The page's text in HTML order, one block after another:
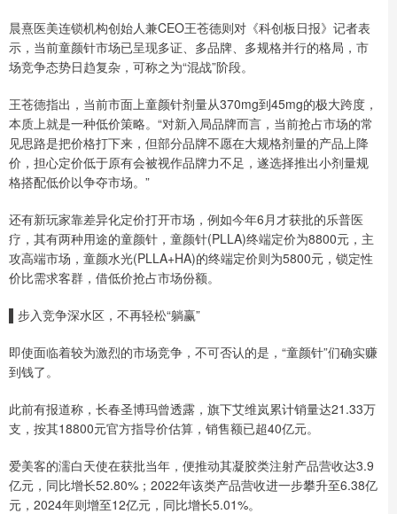
晨熹医美连锁机构创始人兼CEO王苍德则对《科创板日报》记者表
示，当前童颜针市场已呈现多证、多品牌、多规格并行的格局，市
场竞争态势日趋复杂，可称之为“混战”阶段。
王苍德指出，当前市面上童颜针剂量从370mg到45mg的极大跨度，
本质上就是一种低价策略。“对新入局品牌而言，当前抢占市场的常
见思路是把价格打下来，但部分品牌不愿在大规格剂量的产品上降
价，担心定价低于原有会被视作品牌力不足，遂选择推出小剂量规
格搭配低价以争夺市场。”
还有新玩家靠差异化定价打开市场，例如今年6月才获批的乐普医
疗，其有两种用途的童颜针，童颜针(PLLA)终端定价为8800元，主
攻高端市场，童颜水光(PLLA+HA)的终端定价则为5800元，锁定性
价比需求客群，借低价抢占市场份额。
▌步入竞争深水区，不再轻松“躺赢”
即使面临着较为激烈的市场竞争，不可否认的是，“童颜针”们确实赚
到钱了。
此前有报道称，长春圣博玛曾透露，旗下艾维岚累计销量达21.33万
支，按其18800元官方指导价估算，销售额已超40亿元。
爱美客的濡白天使在获批当年，便推动其凝胶类注射产品营收达3.9
亿元，同比增长52.80%；2022年该类产品营收进一步攀升至6.38亿
元，2024年则增至12亿元，同比增长5.01%。